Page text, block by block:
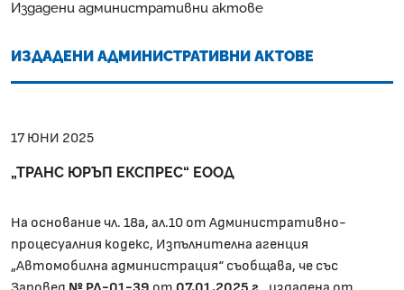
Издадени административни актове
ИЗДАДЕНИ АДМИНИСТРАТИВНИ АКТОВЕ
17 ЮНИ 2025
„ТРАНС ЮРЪП ЕКСПРЕС“ ЕООД
На основание чл. 18а, ал.10 от Административно-
процесуалния кодекс, Изпълнителна агенция
„Автомобилна администрация“ съобщава, че със